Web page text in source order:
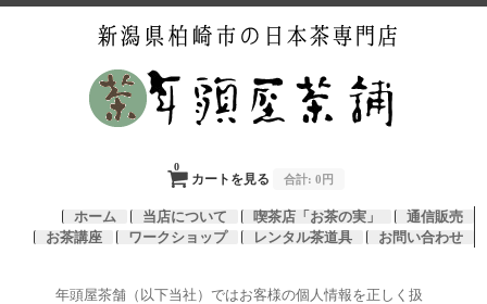
カートを見る
0
合計: 0円
ホーム 当店について 喫茶店「お茶の実」
通信販売
お茶講座
ワークショップ レンタル茶道具 お問い合わせ
年頭屋茶舗（以下当社）ではお客様の個人情報を正しく扱